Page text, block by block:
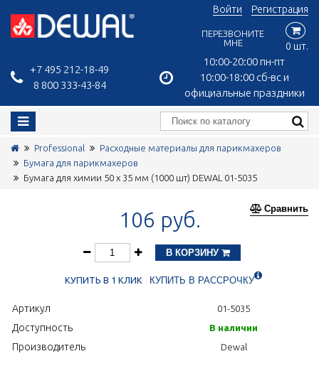
+7 495 212-18-49
8 800 333-43-84
10:00-20:00 пн-пт
10:00-18:00 сб-вс и
официальные праздники
Войти Регистрация
ПЕРЕЗВОНИТЕ
МНЕ
0 шт.
Professional
Расходные материалы для парикмахеров
Бумага для парикмахеров
Бумага для химии 50 х 35 мм (1000 шт) DEWAL 01-5035
Сравнить
106 руб.
В КОРЗИНУ
КУПИТЬ В 1 КЛИК КУПИТЬ В РАССРОЧКУ
Артикул 01-5035
Доступность В наличии
Производитель Dewal